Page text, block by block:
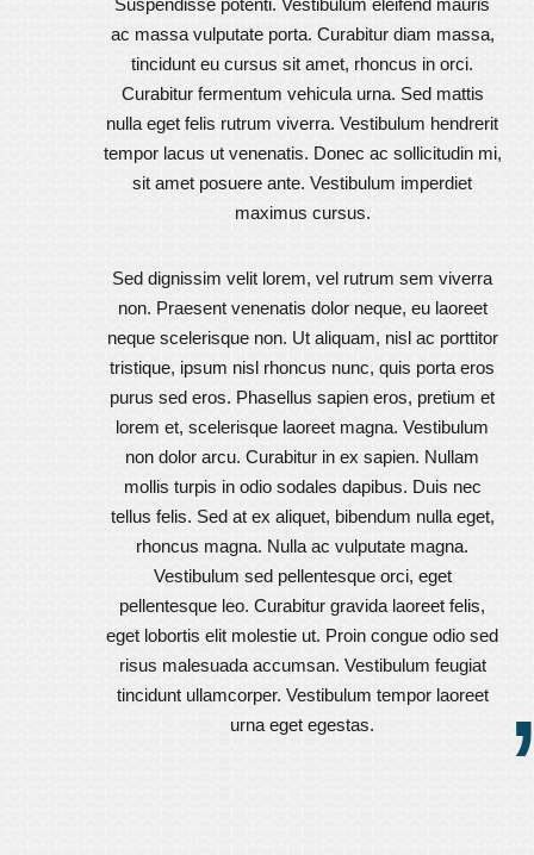
Suspendisse potenti. Vestibulum eleifend mauris
ac massa vulputate porta. Curabitur diam massa,
tincidunt eu cursus sit amet, rhoncus in orci.
Curabitur fermentum vehicula urna. Sed mattis
nulla eget felis rutrum viverra. Vestibulum hendrerit
tempor lacus ut venenatis. Donec ac sollicitudin mi,
sit amet posuere ante. Vestibulum imperdiet
maximus cursus.
Sed dignissim velit lorem, vel rutrum sem viverra
non. Praesent venenatis dolor neque, eu laoreet
neque scelerisque non. Ut aliquam, nisl ac porttitor
tristique, ipsum nisl rhoncus nunc, quis porta eros
purus sed eros. Phasellus sapien eros, pretium et
lorem et, scelerisque laoreet magna. Vestibulum
non dolor arcu. Curabitur in ex sapien. Nullam
mollis turpis in odio sodales dapibus. Duis nec
tellus felis. Sed at ex aliquet, bibendum nulla eget,
rhoncus magna. Nulla ac vulputate magna.
Vestibulum sed pellentesque orci, eget
pellentesque leo. Curabitur gravida laoreet felis,
eget lobortis elit molestie ut. Proin congue odio sed
risus malesuada accumsan. Vestibulum feugiat
tincidunt ullamcorper. Vestibulum tempor laoreet
urna eget egestas.